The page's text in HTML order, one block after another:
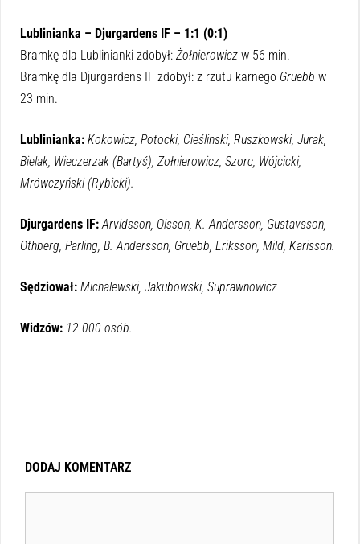
Lublinianka – Djurgardens IF – 1:1 (0:1)
Bramkę dla Lublinianki zdobył: Żołnierowicz w 56 min.
Bramkę dla Djurgardens IF zdobył: z rzutu karnego Gruebb w
23 min.
Lublinianka: Kokowicz, Potocki, Cieślinski, Ruszkowski, Jurak,
Bielak, Wieczerzak (Bartyś), Żołnierowicz, Szorc, Wójcicki,
Mrówczyński (Rybicki).
Djurgardens IF:Arvidsson, Olsson, K. Andersson, Gustavsson,
Othberg, Parling, B. Andersson, Gruebb, Eriksson, Mild, Karisson.
Sędziował: Michalewski, Jakubowski, Suprawnowicz
Widzów: 12 000 osób.
DODAJ KOMENTARZ